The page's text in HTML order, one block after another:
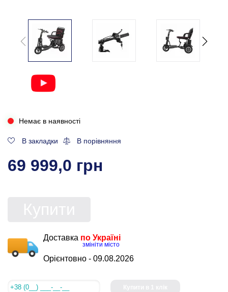
Немає в наявності
В закладки В порівняння
69 999,0 грн
Доставка по Україні
змініти місто
Орієнтовно - 09.08.2026